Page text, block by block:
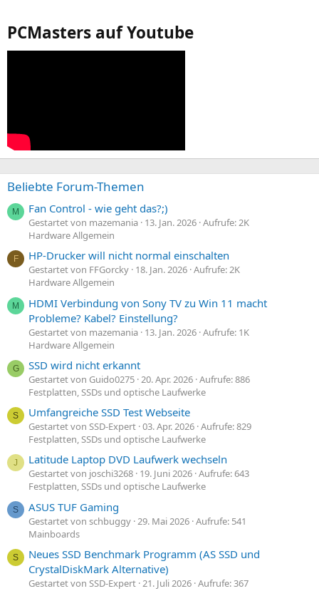
PCMasters auf Youtube
Beliebte Forum-Themen
M Fan Control - wie geht das?;)
Gestartet von mazemania 13. Jan. 2026 Aufrufe: 2K
Hardware Allgemein
F HP-Drucker will nicht normal einschalten
Gestartet von FFGorcky 18. Jan. 2026 Aufrufe: 2K
Hardware Allgemein
M
HDMI Verbindung von Sony TV zu Win 11 macht
Probleme? Kabel? Einstellung?
Gestartet von mazemania 13. Jan. 2026 Aufrufe: 1K
Hardware Allgemein
G SSD wird nicht erkannt
Gestartet von Guido0275 20. Apr. 2026 Aufrufe: 886
Festplatten, SSDs und optische Laufwerke
S Umfangreiche SSD Test Webseite
Gestartet von SSD-Expert 03. Apr. 2026 Aufrufe: 829
Festplatten, SSDs und optische Laufwerke
J Latitude Laptop DVD Laufwerk wechseln
Gestartet von joschi3268 19. Juni 2026 Aufrufe: 643
Festplatten, SSDs und optische Laufwerke
S ASUS TUF Gaming
Gestartet von schbuggy 29. Mai 2026 Aufrufe: 541
Mainboards
S
Neues SSD Benchmark Programm (AS SSD und
CrystalDiskMark Alternative)
Gestartet von SSD-Expert 21. Juli 2026 Aufrufe: 367